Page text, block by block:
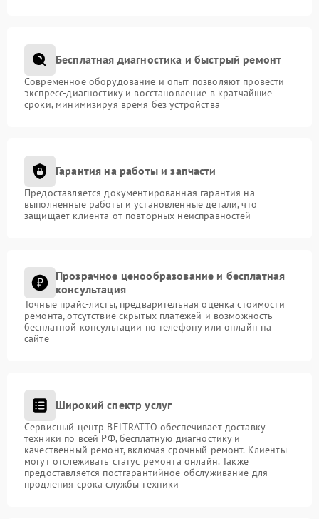
Бесплатная диагностика и быстрый ремонт
Современное оборудование и опыт позволяют провести
экспресс-диагностику и восстановление в кратчайшие
сроки, минимизируя время без устройства
Гарантия на работы и запчасти
Предоставляется документированная гарантия на
выполненные работы и установленные детали, что
защищает клиента от повторных неисправностей
Прозрачное ценообразование и бесплатная
консультация
Точные прайс-листы, предварительная оценка стоимости
ремонта, отсутствие скрытых платежей и возможность
бесплатной консультации по телефону или онлайн на
сайте
Широкий спектр услуг
Сервисный центр BELTRATTO обеспечивает доставку
техники по всей РФ, бесплатную диагностику и
качественный ремонт, включая срочный ремонт. Клиенты
могут отслеживать статус ремонта онлайн. Также
предоставляется постгарантийное обслуживание для
продления срока службы техники